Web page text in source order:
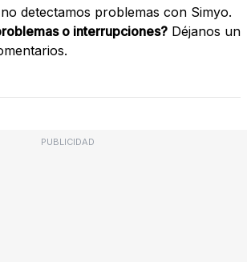
detectamos problemas con Simyo.
o interrupciones? Déjanos un
PUBLICIDAD